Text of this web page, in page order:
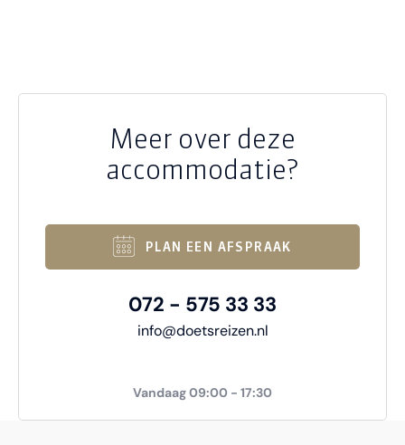
Meer over deze
accommodatie?
PLAN EEN AFSPRAAK
072 - 575 33 33
info@doetsreizen.nl
Vandaag 09:00 - 17:30